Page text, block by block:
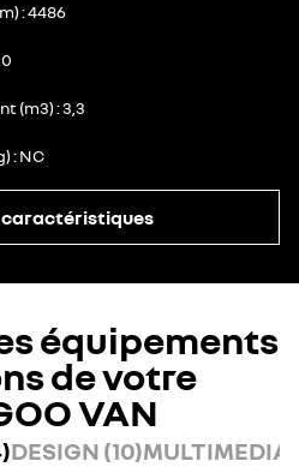
4486
(m3) 3,3
NC
caractéristiques
équipements
de votre
VAN
DESIGN (10)MULTIMEDIA